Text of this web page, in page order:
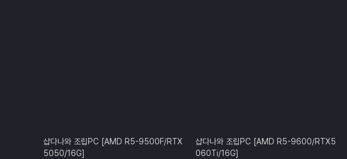
샵다나와 조립PC [AMD R5-9500F/RTX
5050/16G]
샵다나와 조립PC [AMD R5-9600/RTX5
060Ti/16G]